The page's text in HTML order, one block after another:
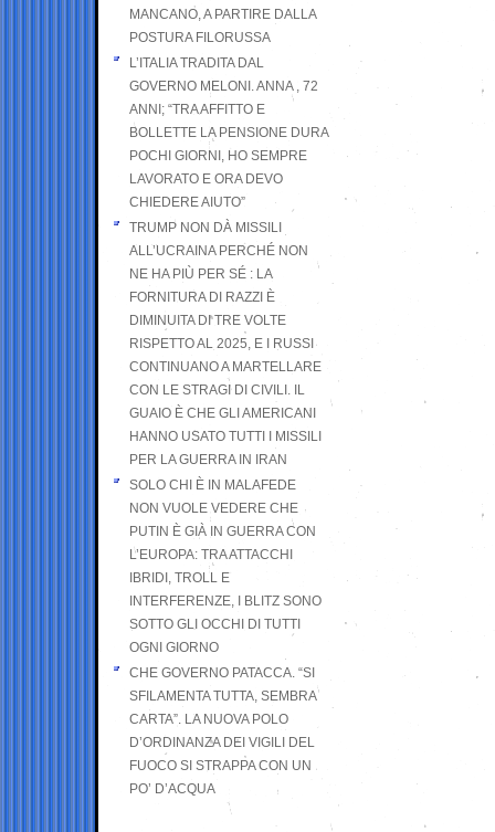
MANCANO, A PARTIRE DALLA
POSTURA FILORUSSA
L’ITALIA TRADITA DAL
GOVERNO MELONI. ANNA , 72
ANNI; “TRA AFFITTO E
BOLLETTE LA PENSIONE DURA
POCHI GIORNI, HO SEMPRE
LAVORATO E ORA DEVO
CHIEDERE AIUTO”
TRUMP NON DÀ MISSILI
ALL’UCRAINA PERCHÉ NON
NE HA PIÙ PER SÉ : LA
FORNITURA DI RAZZI È
DIMINUITA DI TRE VOLTE
RISPETTO AL 2025, E I RUSSI
CONTINUANO A MARTELLARE
CON LE STRAGI DI CIVILI. IL
GUAIO È CHE GLI AMERICANI
HANNO USATO TUTTI I MISSILI
PER LA GUERRA IN IRAN
SOLO CHI È IN MALAFEDE
NON VUOLE VEDERE CHE
PUTIN È GIÀ IN GUERRA CON
L’EUROPA: TRA ATTACCHI
IBRIDI, TROLL E
INTERFERENZE, I BLITZ SONO
SOTTO GLI OCCHI DI TUTTI
OGNI GIORNO
CHE GOVERNO PATACCA. “SI
SFILAMENTA TUTTA, SEMBRA
CARTA”. LA NUOVA POLO
D’ORDINANZA DEI VIGILI DEL
FUOCO SI STRAPPA CON UN
PO’ D’ACQUA